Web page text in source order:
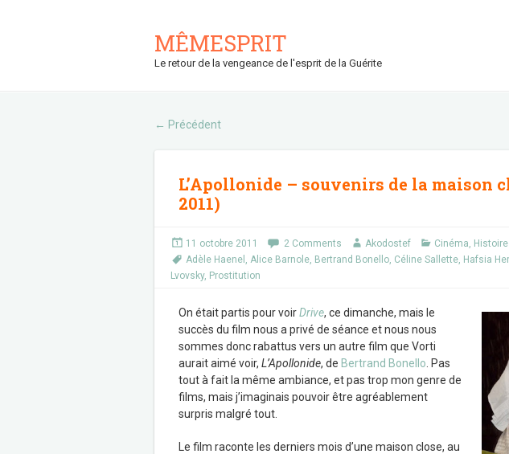
MÊMESPRIT
Le retour de la vengeance de l'esprit de la Guérite
← Précédent
L’Apollonide – souvenirs de la maison
2011)
11 octobre 2011 2 Comments Akodostef Cinéma, Histoire
Adèle Haenel , Alice Barnole, Bertrand Bonello, Céline Sallette, Hafsia
Lvovsky, Prostitution
On était partis pour voirDrive, ce dimanche, mais le
succès du film nous a privé de séance et nous nous
sommes donc rabattus vers un autre film que Vorti
aurait aimé voir, L’Apollonide, de Bertrand Bonello . Pas
tout à fait la même ambiance, et pas trop mon genre de
films, mais j’imaginais pouvoir être agréablement
surpris malgré tout.
Le film raconte les derniers mois d’une maison close, au